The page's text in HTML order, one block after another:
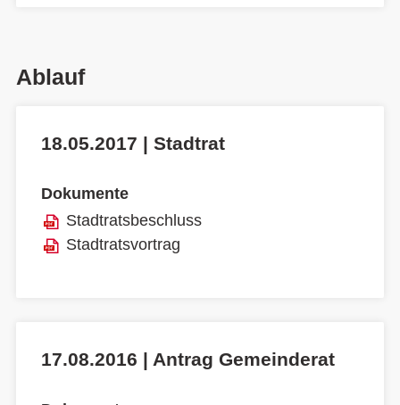
Ablauf
18.05.2017 | Stadtrat
Dokumente
Stadtratsbeschluss
Stadtratsvortrag
17.08.2016 | Antrag Gemeinderat